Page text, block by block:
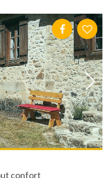
confort